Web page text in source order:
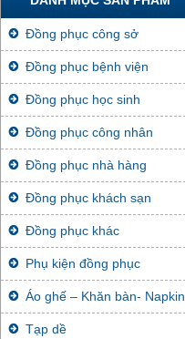
Đồng phục công sở
Đồng phục bệnh viện
Đồng phục học sinh
Đồng phục công nhân
Đồng phục nhà hàng
Đồng phục khách sạn
Đồng phục khác
Phụ kiện đồng phục
Áo ghế – Khăn bàn- Napkin
Tạp dề